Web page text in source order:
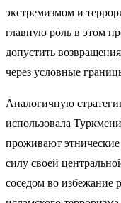
экстремизмом и
главную роль в этом
допустить
через условные
Аналогичную
использовала
проживают
силу своей
соседом во избежание